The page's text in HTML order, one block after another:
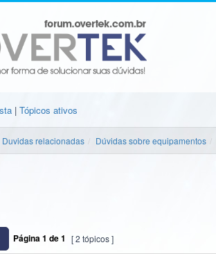
| Tópicos ativos
Duvidas relacionadas Dúvidas sobre equipamentos
Página1 de1 [ 2 tópicos ]